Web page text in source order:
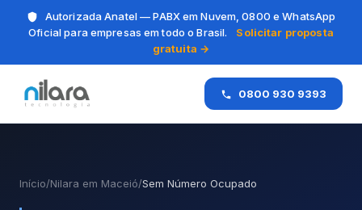
Autorizada Anatel — PABX em Nuvem, 0800 e WhatsApp
Oficial para empresas em todo o Brasil.
Solicitar proposta
gratuita →
0800 930 9393
Início/Nilara em Maceió/Sem Número Ocupado